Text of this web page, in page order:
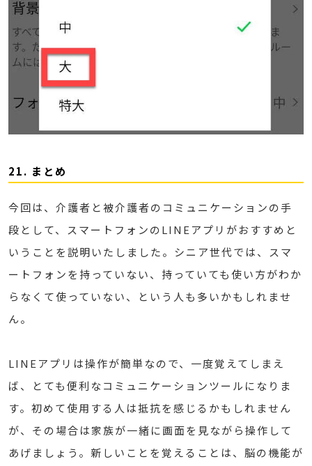
21. まとめ
今回は、介護者と被介護者のコミュニケーションの手
段として、スマートフォンのLINEアプリがおすすめと
いうことを説明いたしました。シニア世代では、スマ
ートフォンを持っていない、持っていても使い方がわか
らなくて使っていない、という人も多いかもしれませ
ん。
LINEアプリは操作が簡単なので、一度覚えてしまえ
ば、とても便利なコミュニケーションツールになりま
す。初めて使用する人は抵抗を感じるかもしれません
が、その場合は家族が一緒に画面を見ながら操作して
あげましょう。新しいことを覚えることは、脳の機能が